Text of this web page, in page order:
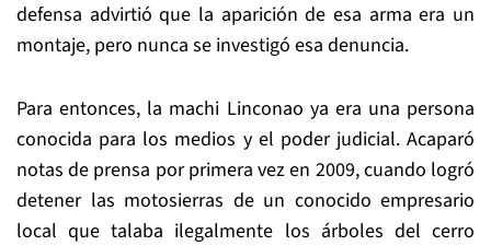
defensa advirtió que la aparición de esa arma era un
montaje, pero nunca se investigó esa denuncia.
Para entonces, la machi Linconao ya era una persona
conocida para los medios y el poder judicial. Acaparó
notas de prensa por primera vez en 2009, cuando logró
detener las motosierras de un conocido empresario
local que talaba ilegalmente los árboles del cerro